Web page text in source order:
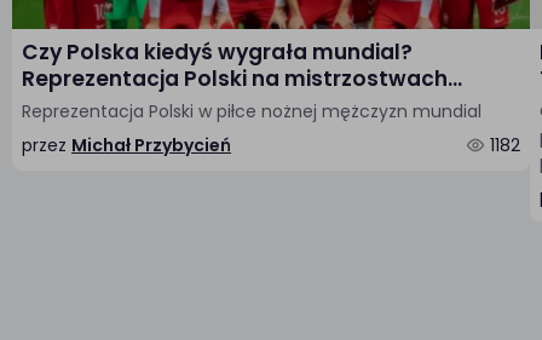
Czy Polska kiedyś wygrała mundial?
Reprezentacja Polski na mistrzostwach
świata
Reprezentacja Polski w piłce nożnej mężczyzn mundial
przez Michał Przybycień 1182